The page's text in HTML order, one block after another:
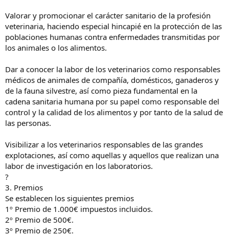
Valorar y promocionar el carácter sanitario de la profesión
veterinaria, haciendo especial hincapié en la protección de las
poblaciones humanas contra enfermedades transmitidas por
los animales o los alimentos.
Dar a conocer la labor de los veterinarios como responsables
médicos de animales de compañía, domésticos, ganaderos y
de la fauna silvestre, así como pieza fundamental en la
cadena sanitaria humana por su papel como responsable del
control y la calidad de los alimentos y por tanto de la salud de
las personas.
Visibilizar a los veterinarios responsables de las grandes
explotaciones, así como aquellas y aquellos que realizan una
labor de investigación en los laboratorios.
?
3. Premios
Se establecen los siguientes premios
1º Premio de 1.000€ impuestos incluidos.
2º Premio de 500€.
3º Premio de 250€.